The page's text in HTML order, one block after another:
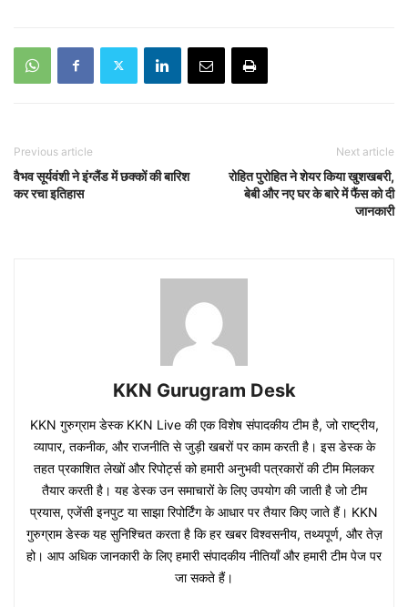
Previous article
वैभव सूर्यवंशी ने इंग्लैंड में छक्कों की बारिश
कर रचा इतिहास
Next article
रोहित पुरोहित ने शेयर किया खुशखबरी,
बेबी और नए घर के बारे में फैंस को दी
जानकारी
KKN Gurugram Desk
KKN गुरुग्राम डेस्क KKN Live की एक विशेष संपादकीय टीम है, जो राष्ट्रीय,
व्यापार, तकनीक, और राजनीति से जुड़ी खबरों पर काम करती है। इस डेस्क के
तहत प्रकाशित लेखों और रिपोर्ट्स को हमारी अनुभवी पत्रकारों की टीम मिलकर
तैयार करती है। यह डेस्क उन समाचारों के लिए उपयोग की जाती है जो टीम
प्रयास, एजेंसी इनपुट या साझा रिपोर्टिंग के आधार पर तैयार किए जाते हैं। KKN
गुरुग्राम डेस्क यह सुनिश्चित करता है कि हर खबर विश्वसनीय, तथ्यपूर्ण, और तेज़
हो। आप अधिक जानकारी के लिए हमारी संपादकीय नीतियाँ और हमारी टीम पेज पर
जा सकते हैं।